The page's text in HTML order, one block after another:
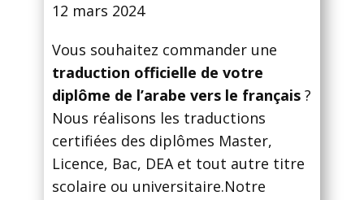
12 mars 2024
Vous souhaitez commander une
traduction officielle de votre
diplôme de l’arabe vers le français ?
Nous réalisons les traductions
certifiées des diplômes Master,
Licence, Bac, DEA et tout autre titre
scolaire ou universitaire.Notre